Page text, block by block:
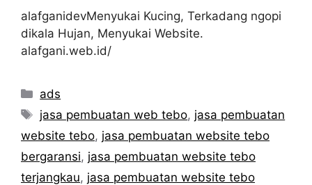
alafganidevMenyukai Kucing, Terkadang ngopi
dikala Hujan, Menyukai Website.
alafgani.web.id/
Categories
ads
Tags
jasa pembuatan web tebo, jasa pembuatan
website tebo, jasa pembuatan website tebo
bergaransi, jasa pembuatan website tebo
terjangkau, jasa pembuatan website tebo